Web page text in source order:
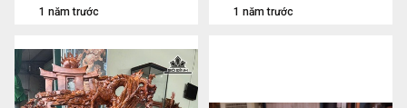
1 năm trước 1 năm trước